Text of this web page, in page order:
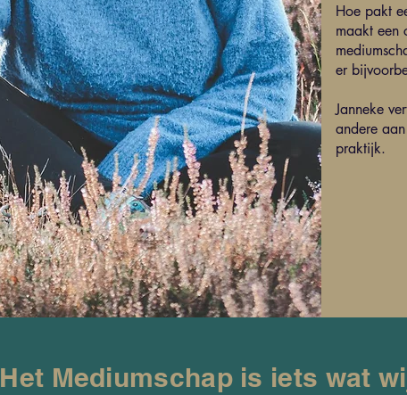
Hoe pakt
maakt een
er
Janneke
andere
praktijk.
Het Mediumschap is iets wat